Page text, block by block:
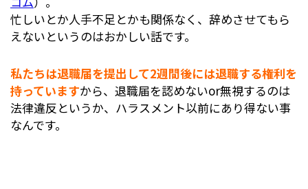
忙しいとか人手不足とかも関係なく、辞めさせてもら
えないというのはおかしい話です。
私たちは退職届を提出して2週間後には退職する権利を
持っていますから、退職届を認めないor無視するのは
法律違反というか、ハラスメント以前にあり得ない事
なんです。